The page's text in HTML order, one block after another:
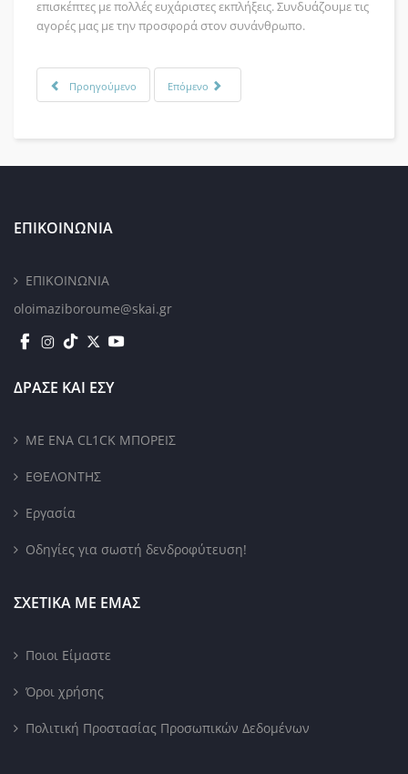
επισκέπτες με πολλές ευχάριστες εκπλήξεις. Συνδυάζουμε τις
αγορές μας με την προσφορά στον συνάνθρωπο.
Προηγούμενο Επόμενο
ΕΠΙΚΟΙΝΩΝΙΑ
ΕΠΙΚΟΙΝΩΝΙΑ
oloimaziboroume@skai.gr
ΔΡΑΣΕ ΚΑΙ ΕΣΥ
ΜΕ ΕΝΑ CL1CK ΜΠΟΡΕΙΣ
ΕΘΕΛΟΝΤΗΣ
Εργασία
Οδηγίες για σωστή δενδροφύτευση!
ΣΧΕΤΙΚΑ ΜΕ ΕΜΑΣ
Ποιοι Είμαστε
Όροι χρήσης
Πολιτική Προστασίας Προσωπικών Δεδομένων